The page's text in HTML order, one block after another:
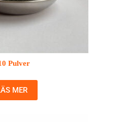
Pulver
MER